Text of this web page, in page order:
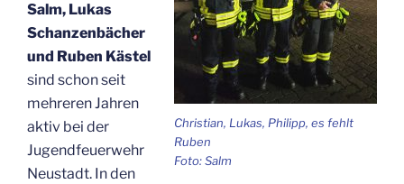
Christian, Lukas, Philipp, es fehlt
Ruben
Foto: Salm
Salm, Lukas
Schanzenbächer
und Ruben Kästel
sind schon seit
mehreren Jahren
aktiv bei der
Jugendfeuerwehr
Neustadt. In den